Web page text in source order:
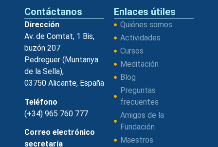
Contáctanos
Dirección
Av. de Comtat, 1 Bis,
buzón 207
Pedreguer (Muntanya
de la Sella),
03750 Alicante, España
Teléfono
(+34) 965 760 777
Correo electrónico
secretaría
Enlaces útiles
Quiénes somos
Actividades
Cursos
Meditación
Blog
Preguntas
frecuentes
Amigos de la
Fundación
Maestros